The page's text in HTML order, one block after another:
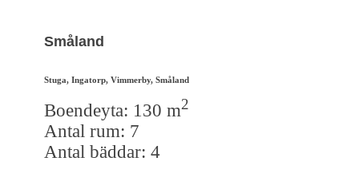
Småland
Stuga, Ingatorp, Vimmerby, Småland
Boendeyta: 130 m2
Antal rum: 7
Antal bäddar: 4